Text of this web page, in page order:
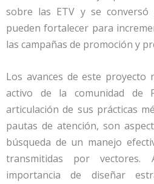
sobre las ETV y se conversó
pueden fortalecer para
las campañas de promoción y
Los avances de este
activo de la comunidad de
articulación de sus prácticas
pautas de atención, son
búsqueda de un manejo
transmitidas por vectores.
importancia de diseñar